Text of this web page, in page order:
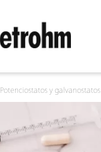
Potenciostatos y galvanostatos